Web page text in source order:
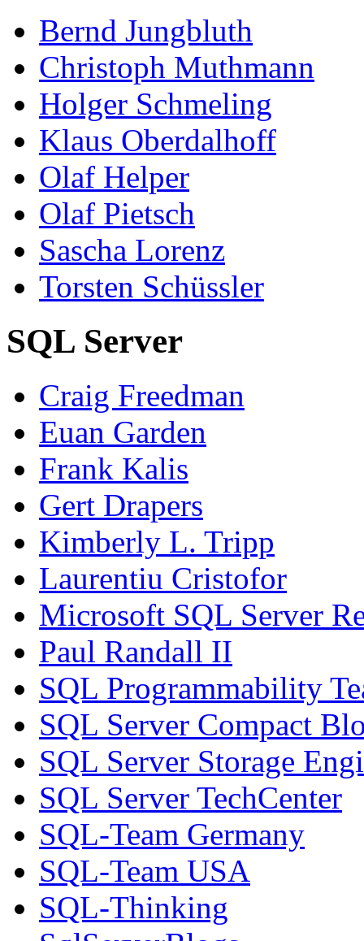
Bernd Jungbluth
Christoph Muthmann
Holger Schmeling
Klaus Oberdalhoff
Olaf Helper
Olaf Pietsch
Sascha Lorenz
Torsten Schüssler
SQL Server
Craig Freedman
Euan Garden
Frank Kalis
Gert Drapers
Kimberly L. Tripp
Laurentiu Cristofor
Microsoft SQL Server
Paul Randall II
SQL Programmability
SQL Server Compact
SQL Server Storage
SQL Server TechCenter
SQL-Team Germany
SQL-Team USA
SQL-Thinking